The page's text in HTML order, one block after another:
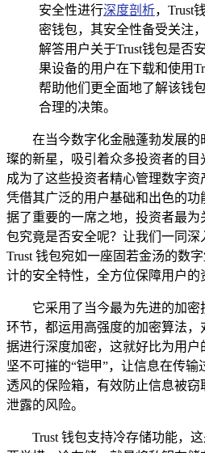
安全性进行深度剖析，Trust
密钱包，其安全性备受关注
解答用户关于Trust钱包是否
果设备的用户在下载和使用
帮助他们更全面地了解该钱
合理的决策。
在当今数字化金融蓬勃发展
璨的新星，吸引着众多投资者的
成为了这些投资者精心管理数字资
凭借其广泛的用户基础和出色的
据了重要的一席之地，投资者最为
包究竟是否安全呢？让我们一同深
Trust 钱包宛如一座固若金汤的数
计的安全特性，全方位保障用户的
它采用了当今最为先进的加
环节，都运用高强度的加密算法
据进行深度加密，这就好比为用
坚不可摧的“铠甲”，让信息在传
透风的保险箱，有效防止信息被
泄露的风险。
Trust 钱包支持冷存储功能，